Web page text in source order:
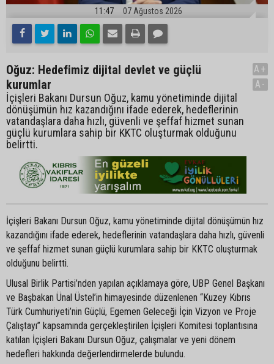
11:47 07 Ağustos 2026
Oğuz: Hedefimiz dijital devlet ve güçlü
kurumlar
İçişleri Bakanı Dursun Oğuz, kamu yönetiminde dijital
dönüşümün hız kazandığını ifade ederek, hedeflerinin
vatandaşlara daha hızlı, güvenli ve şeffaf hizmet sunan
güçlü kurumlara sahip bir KKTC oluşturmak olduğunu
belirtti.
A+
A-
İçişleri Bakanı Dursun Oğuz, kamu yönetiminde dijital dönüşümün hız
kazandığını ifade ederek, hedeflerinin vatandaşlara daha hızlı, güvenli
ve şeffaf hizmet sunan güçlü kurumlara sahip bir KKTC oluşturmak
olduğunu belirtti.
Ulusal Birlik Partisi’nden yapılan açıklamaya göre, UBP Genel Başkanı
ve Başbakan Ünal Üstel’in himayesinde düzenlenen “Kuzey Kıbrıs
Türk Cumhuriyeti’nin Güçlü, Egemen Geleceği İçin Vizyon ve Proje
Çalıştayı” kapsamında gerçekleştirilen İçişleri Komitesi toplantısına
katılan İçişleri Bakanı Dursun Oğuz, çalışmalar ve yeni dönem
hedefleri hakkında değerlendirmelerde bulundu.